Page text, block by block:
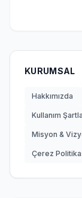
KURUMSAL
Hakkımızda
Kullanım
Misyon &
Çerez